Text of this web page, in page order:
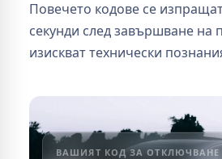
Повечето кодове се
секунди след завършване на
изискват технически
ВАШИЯТ КОД ЗА ОТКЛЮЧВАНЕ